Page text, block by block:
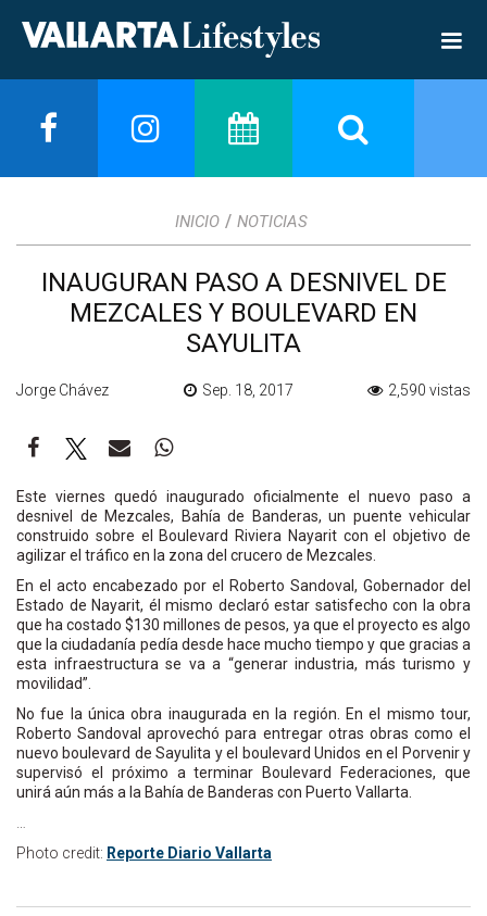
INICIO / NOTICIAS
INAUGURAN PASO A DESNIVEL DE
MEZCALES Y BOULEVARD EN
SAYULITA
Jorge Chávez Sep. 18, 2017 2,590 vistas
Este viernes quedó inaugurado oficialmente el nuevo paso a
desnivel de Mezcales, Bahía de Banderas, un puente vehicular
construido sobre el Boulevard Riviera Nayarit con el objetivo de
agilizar el tráfico en la zona del crucero de Mezcales.
En el acto encabezado por el Roberto Sandoval, Gobernador del
Estado de Nayarit, él mismo declaró estar satisfecho con la obra
que ha costado $130 millones de pesos, ya que el proyecto es algo
que la ciudadanía pedía desde hace mucho tiempo y que gracias a
esta infraestructura se va a “generar industria, más turismo y
movilidad”.
No fue la única obra inaugurada en la región. En el mismo tour,
Roberto Sandoval aprovechó para entregar otras obras como el
nuevo boulevard de Sayulita y el boulevard Unidos en el Porvenir y
supervisó el próximo a terminar Boulevard Federaciones, que
unirá aún más a la Bahía de Banderas con Puerto Vallarta.
Photo credit: Reporte Diario Vallarta